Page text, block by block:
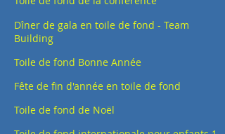
Dîner de gala en toile de fond - Team
Building
Toile de fond Bonne Année
Fête de fin d'année en toile de fond
Toile de fond de Noël